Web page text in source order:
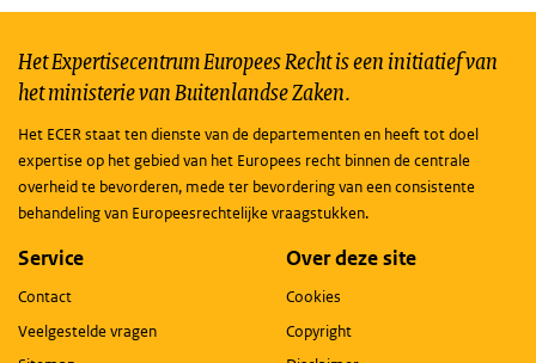
Het Expertisecentrum Europees Recht is een initiatief van
het ministerie van Buitenlandse Zaken.
Het ECER staat ten dienste van de departementen en heeft tot doel
expertise op het gebied van het Europees recht binnen de centrale
overheid te bevorderen, mede ter bevordering van een consistente
behandeling van Europeesrechtelijke vraagstukken.
Service
Contact
Veelgestelde vragen
Over deze site
Cookies
Copyright